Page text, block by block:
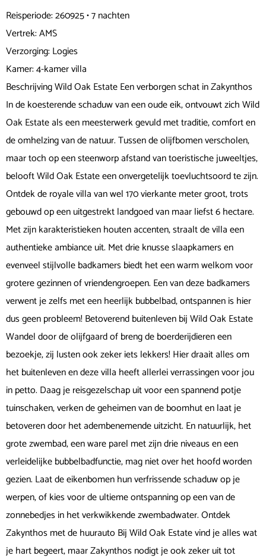
Reisperiode: 260925 • 7 nachten
Vertrek: AMS
Verzorging: Logies
Kamer: 4-kamer villa
Beschrijving Wild Oak Estate Een verborgen schat in Zakynthos
In de koesterende schaduw van een oude eik, ontvouwt zich Wild
Oak Estate als een meesterwerk gevuld met traditie, comfort en
de omhelzing van de natuur. Tussen de olijfbomen verscholen,
maar toch op een steenworp afstand van toeristische juweeltjes,
belooft Wild Oak Estate een onvergetelijk toevluchtsoord te zijn.
Ontdek de royale villa van wel 170 vierkante meter groot, trots
gebouwd op een uitgestrekt landgoed van maar liefst 6 hectare.
Met zijn karakteristieken houten accenten, straalt de villa een
authentieke ambiance uit. Met drie knusse slaapkamers en
evenveel stijlvolle badkamers biedt het een warm welkom voor
grotere gezinnen of vriendengroepen. Een van deze badkamers
verwent je zelfs met een heerlijk bubbelbad, ontspannen is hier
dus geen probleem! Betoverend buitenleven bij Wild Oak Estate
Wandel door de olijfgaard of breng de boerderijdieren een
bezoekje, zij lusten ook zeker iets lekkers! Hier draait alles om
het buitenleven en deze villa heeft allerlei verrassingen voor jou
in petto. Daag je reisgezelschap uit voor een spannend potje
tuinschaken, verken de geheimen van de boomhut en laat je
betoveren door het adembenemende uitzicht. En natuurlijk, het
grote zwembad, een ware parel met zijn drie niveaus en een
verleidelijke bubbelbadfunctie, mag niet over het hoofd worden
gezien. Laat de eikenbomen hun verfrissende schaduw op je
werpen, of kies voor de ultieme ontspanning op een van de
zonnebedjes in het verkwikkende zwembadwater. Ontdek
Zakynthos met de huurauto Bij Wild Oak Estate vind je alles wat
je hart begeert, maar Zakynthos nodigt je ook zeker uit tot